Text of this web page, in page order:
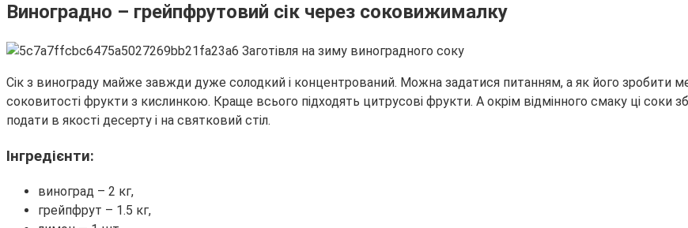
Виноградно – грейпфрутовий сік через соковижималку
Сік з винограду майже завжди дуже солодкий і концентрований. Можна задатися питанням, а як його зробити
соковитості фрукти з кислинкою. Краще всього підходять цитрусові фрукти. А окрім відмінного смаку ці соки
подати в якості десерту і на святковий стіл.
Інгредієнти:
виноград – 2 кг,
грейпфрут – 1.5 кг,